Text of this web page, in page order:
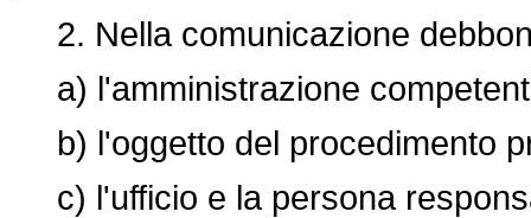
2. Nella comunicazione
a) l'amministrazione
b) l'oggetto del procedimento
c) l'ufficio e la persona